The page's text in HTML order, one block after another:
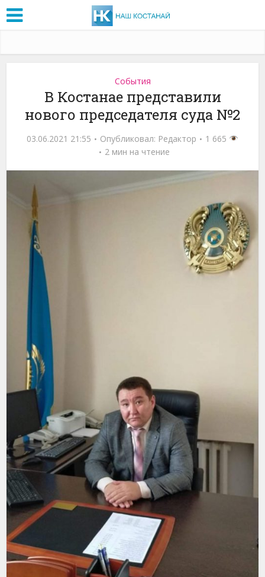
События
В Костанае представили
нового председателя суда №2
03.06.2021 21:55 Опубликовал: Редактор
1 665
2 мин на чтение